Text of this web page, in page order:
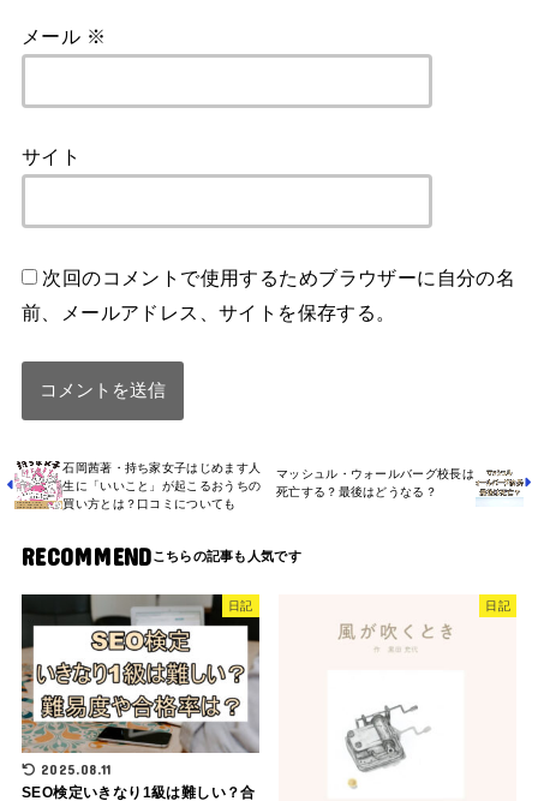
メール ※
サイト
次回のコメントで使用するためブラウザーに自分の名
前、メールアドレス、サイトを保存する。
石岡茜著・持ち家女子はじめます人
生に「いいこと」が起こるおうちの
買い方とは？口コミについても
マッシュル・ウォールバーグ校長は
死亡する？最後はどうなる？
RECOMMEND
日記
2025.08.11
SEO検定いきなり1級は難しい？合
日記